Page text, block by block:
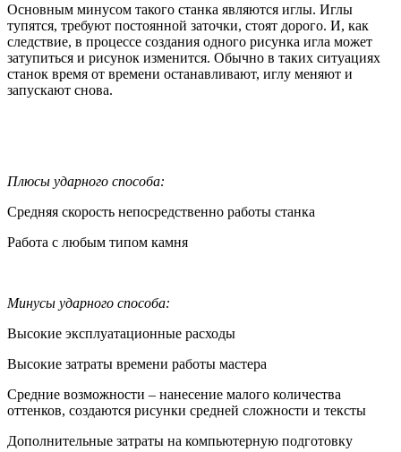
Основным минусом такого станка являются иглы. Иглы
тупятся, требуют постоянной заточки, стоят дорого. И, как
следствие, в процессе создания одного рисунка игла может
затупиться и рисунок изменится. Обычно в таких ситуациях
станок время от времени останавливают, иглу меняют и
запускают снова.
Плюсы ударного способа:
Средняя скорость непосредственно работы станка
Работа с любым типом камня
Минусы ударного способа:
Высокие эксплуатационные расходы
Высокие затраты времени работы мастера
Средние возможности – нанесение малого количества
оттенков, создаются рисунки средней сложности и тексты
Дополнительные затраты на компьютерную подготовку